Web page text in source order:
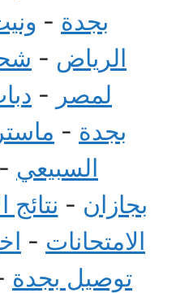
بجدة -
الرياض -
لمصر -
بجدة -
السبيعي -
بجازان - نتائج
الامتحانات -
توصيل بجدة